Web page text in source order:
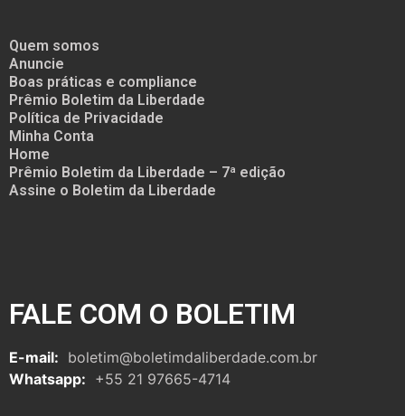
Quem somos
Anuncie
Boas práticas e compliance
Prêmio Boletim da Liberdade
Política de Privacidade
Minha Conta
Home
Prêmio Boletim da Liberdade – 7ª edição
Assine o Boletim da Liberdade
FALE COM O BOLETIM
E-mail: boletim@boletimdaliberdade.com.br
Whatsapp: +55 21 97665-4714